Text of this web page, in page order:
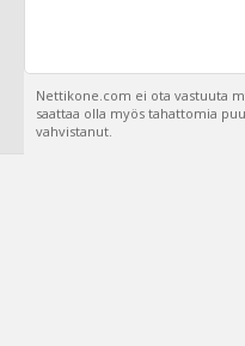
Nettikone.com ei ota vastuuta
saattaa olla myös tahattomia
vahvistanut.